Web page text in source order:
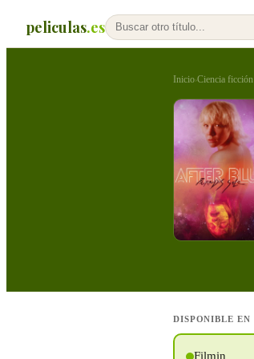
peliculas.es
Inicio›Ciencia ficción
DISPONIBLE EN
Filmin